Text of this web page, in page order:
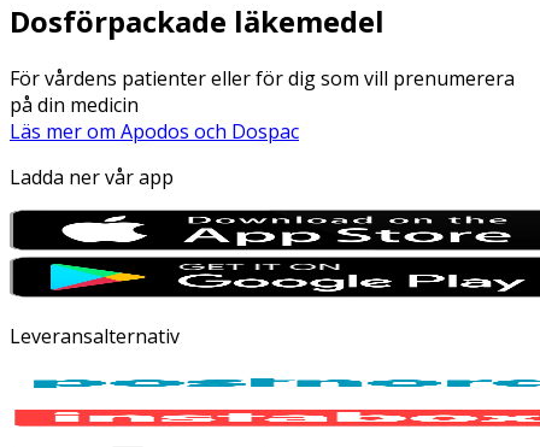
Dosförpackade läkemedel
För vårdens patienter eller för dig som vill prenumerera
på din medicin
Läs mer om Apodos och Dospac
Ladda ner vår app
Leveransalternativ